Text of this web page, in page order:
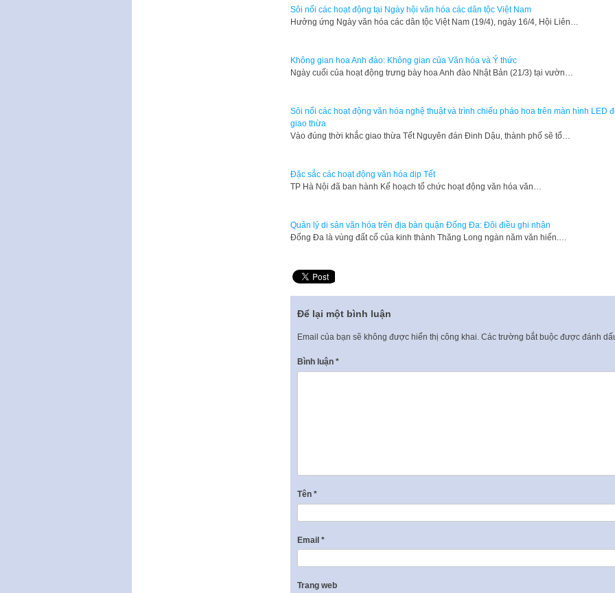
Sôi nổi các hoạt động tại Ngày hội văn hóa các dân tộc Việt Nam
Hưởng ứng Ngày văn hóa các dân tộc Việt Nam (19/4), ngày 16/4, Hội Liên…
Không gian hoa Anh đào: Không gian của Văn hóa và Ý thức
Ngày cuối của hoạt động trưng bày hoa Anh đào Nhật Bản (21/3) tại vườn…
Sôi nổi các hoạt động văn hóa nghệ thuật và trình chiếu pháo hoa trên màn hình LED
giao thừa
Vào đúng thời khắc giao thừa Tết Nguyên đán Đinh Dậu, thành phố sẽ tổ…
Đặc sắc các hoạt động văn hóa dịp Tết
​TP Hà Nội đã ban hành Kế hoạch tổ chức hoạt động văn hóa văn…
Quản lý di sản văn hóa trên địa bàn quận Đống Đa: Đôi điều ghi nhận
Đống Đa là vùng đất cổ của kinh thành Thăng Long ngàn năm văn hiến.…
Để lại một bình luận
Email của bạn sẽ không được hiển thị công khai. Các trường bắt buộc được đánh
Bình luận *
Tên *
Email *
Trang web